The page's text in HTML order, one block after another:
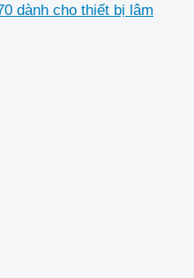
dành cho thiết bị lâm